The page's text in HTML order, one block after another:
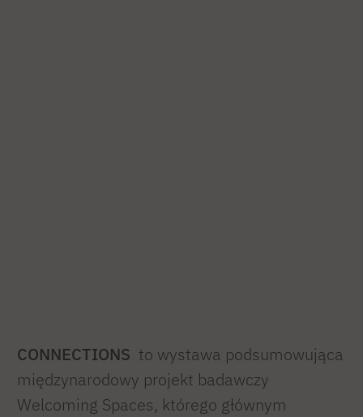
CONNECTIONS to wystawa podsumowująca
międzynarodowy projekt badawczy
Welcoming Spaces, którego głównym